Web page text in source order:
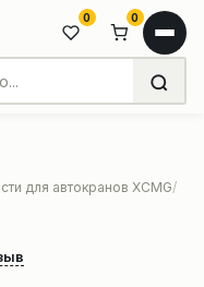
0 0
для автокранов XCMG